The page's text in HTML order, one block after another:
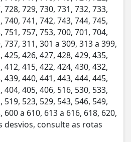
728, 729, 730, 731, 732, 733,
740, 741, 742, 743, 744, 745,
751, 757, 753, 700, 701, 704,
737, 311, 301 a 309, 313 a 399,
425, 426, 427, 428, 429, 435,
412, 415, 422, 424, 430, 432,
439, 440, 441, 443, 444, 445,
404, 405, 406, 516, 530, 533,
519, 523, 529, 543, 546, 549,
600 a 610, 613 a 616, 618, 620,
desvios, consulte as rotas